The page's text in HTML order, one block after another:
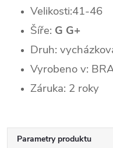
Velikosti:41-46
Šíře: G G+
Druh:
Vyrobeno v:
Záruka: 2 roky
Parametry produktu